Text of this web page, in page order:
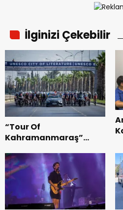
İlginizi Çekebilir
“Tour Of
Kahramanmaraş”
Bisikleti Turnuvası
Tamamlandı.